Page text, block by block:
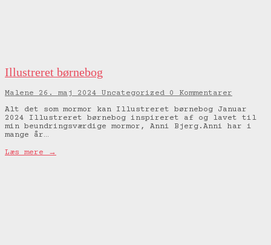
Illustreret børnebog
Malene 26. maj 2024 Uncategorized 0 Kommentarer
Alt det som mormor kan Illustreret børnebog Januar
2024 Illustreret børnebog inspireret af og lavet til
min beundringsværdige mormor, Anni Bjerg.Anni har i
mange år…
Læs mere →